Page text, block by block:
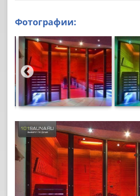
Фотографии: